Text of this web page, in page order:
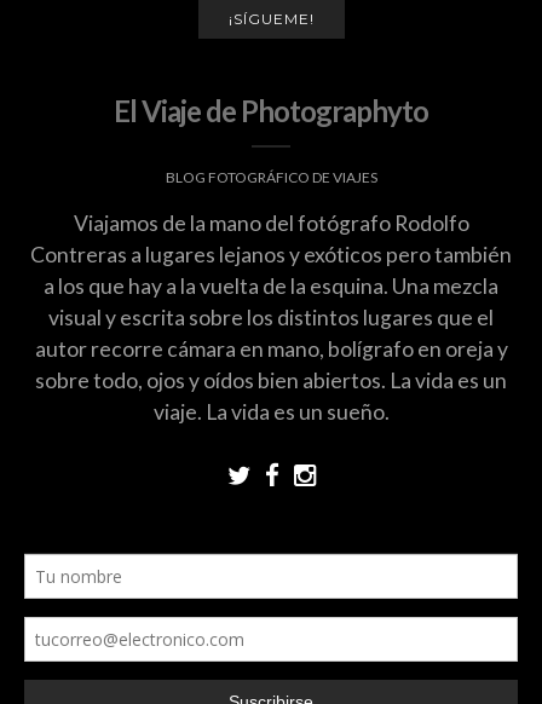
¡SÍGUEME!
El Viaje de Photographyto
BLOG FOTOGRÁFICO DE VIAJES
Viajamos de la mano del fotógrafo Rodolfo
Contreras a lugares lejanos y exóticos pero también
a los que hay a la vuelta de la esquina. Una mezcla
visual y escrita sobre los distintos lugares que el
autor recorre cámara en mano, bolígrafo en oreja y
sobre todo, ojos y oídos bien abiertos. La vida es un
viaje. La vida es un sueño.